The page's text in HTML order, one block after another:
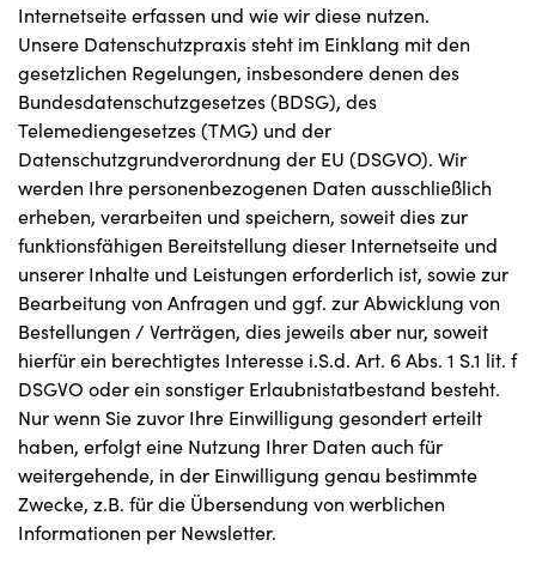
Internetseite erfassen und wie wir diese nutzen.
Unsere Datenschutzpraxis steht im Einklang mit den
gesetzlichen Regelungen, insbesondere denen des
Bundesdatenschutzgesetzes (BDSG), des
Telemediengesetzes (TMG) und der
Datenschutzgrundverordnung der EU (DSGVO). Wir
werden Ihre personenbezogenen Daten ausschließlich
erheben, verarbeiten und speichern, soweit dies zur
funktionsfähigen Bereitstellung dieser Internetseite und
unserer Inhalte und Leistungen erforderlich ist, sowie zur
Bearbeitung von Anfragen und ggf. zur Abwicklung von
Bestellungen / Verträgen, dies jeweils aber nur, soweit
hierfür ein berechtigtes Interesse i.S.d. Art. 6 Abs. 1 S.1 lit. f
DSGVO oder ein sonstiger Erlaubnistatbestand besteht.
Nur wenn Sie zuvor Ihre Einwilligung gesondert erteilt
haben, erfolgt eine Nutzung Ihrer Daten auch für
weitergehende, in der Einwilligung genau bestimmte
Zwecke, z.B. für die Übersendung von werblichen
Informationen per Newsletter.